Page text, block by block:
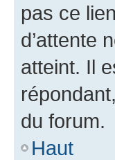
pas ce
d’attente
atteint. Il
du forum.
Haut